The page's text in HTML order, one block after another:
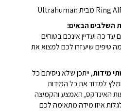
השלבים הבאים:
כה ועדיין אינכם בטוחים
טיפים שיעזרו לכם למצוא את
מידות, ייתכן שלא ניסיתם כל
למדוד את כל המידות
האינדקס, האמצע והקמיצה
איזו מידה מתאימה לכם